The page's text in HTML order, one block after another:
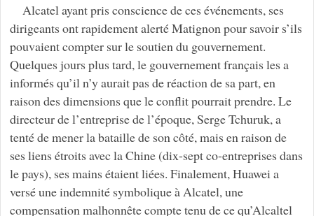
Alcatel ayant pris conscience de ces événements, ses
dirigeants ont rapidement alerté Matignon pour savoir s’ils
pouvaient compter sur le soutien du gouvernement.
Quelques jours plus tard, le gouvernement français les a
informés qu’il n’y aurait pas de réaction de sa part, en
raison des dimensions que le conflit pourrait prendre. Le
directeur de l’entreprise de l’époque, Serge Tchuruk, a
tenté de mener la bataille de son côté, mais en raison de
ses liens étroits avec la Chine (dix-sept co-entreprises dans
le pays), ses mains étaient liées. Finalement, Huawei a
versé une indemnité symbolique à Alcatel, une
compensation malhonnête compte tenu de ce qu’Alcaltel